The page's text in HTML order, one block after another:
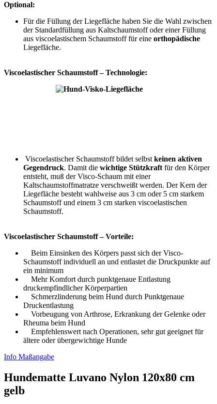
Optional:
Für die Füllung der Liegefläche haben Sie die Wahl zwischen
der Standardfüllung aus Kaltschaumstoff oder einer Füllung
aus viscoelastischem Schaumstoff für eine orthopädische
Liegefläche.
Viscoelastischer Schaumstoff – Technologie:
Viscoelastischer Schaumstoff bildet selbst keinen aktiven
Gegendruck. Damit die wichtige Stützkraft für den Körper
entsteht, muß der Visco-Schaum mit einer
Kaltschaumstoffmatratze verschweißt werden. Der Kern der
Liegefläche besteht wahlweise aus 3 cm oder 5 cm starkem
Schaumstoff und einem 3 cm starken viscoelastischen
Schaumstoff.
Viscoelastischer Schaumstoff – Vorteile:
Beim Einsinken des Körpers passt sich der Visco-
Schaumstoff individuell an und entlastet die Druckpunkte auf
ein minimum
Mehr Komfort durch punktgenaue Entlastung
druckempfindlicher Körperpartien
Schmerzlinderung beim Hund durch Punktgenaue
Druckentlastung
Vorbeugung von Arthrose, Erkrankung der Gelenke oder
Rheuma beim Hund
Empfehlenswert nach Operationen, sehr gut geeignet für
ältere oder übergewichtige Hunde
Info Maßangabe
Hundematte Luvano Nylon 120x80 cm
gelb